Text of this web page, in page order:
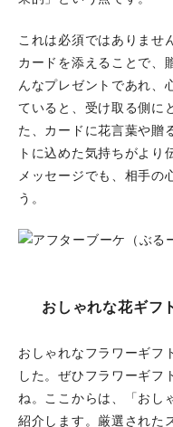
これは必須ではありませ
カードを添えることで、
んなプレゼントであれ、
ていると、受け取る側に
た、カードに花言葉や贈
トに込めた気持ちがより
メッセージでも、相手の
う。
おしゃれな花ギフ
おしゃれなフラワーギフ
した。ぜひフラワーギフ
ね。ここからは、「おし
紹介します。厳選された